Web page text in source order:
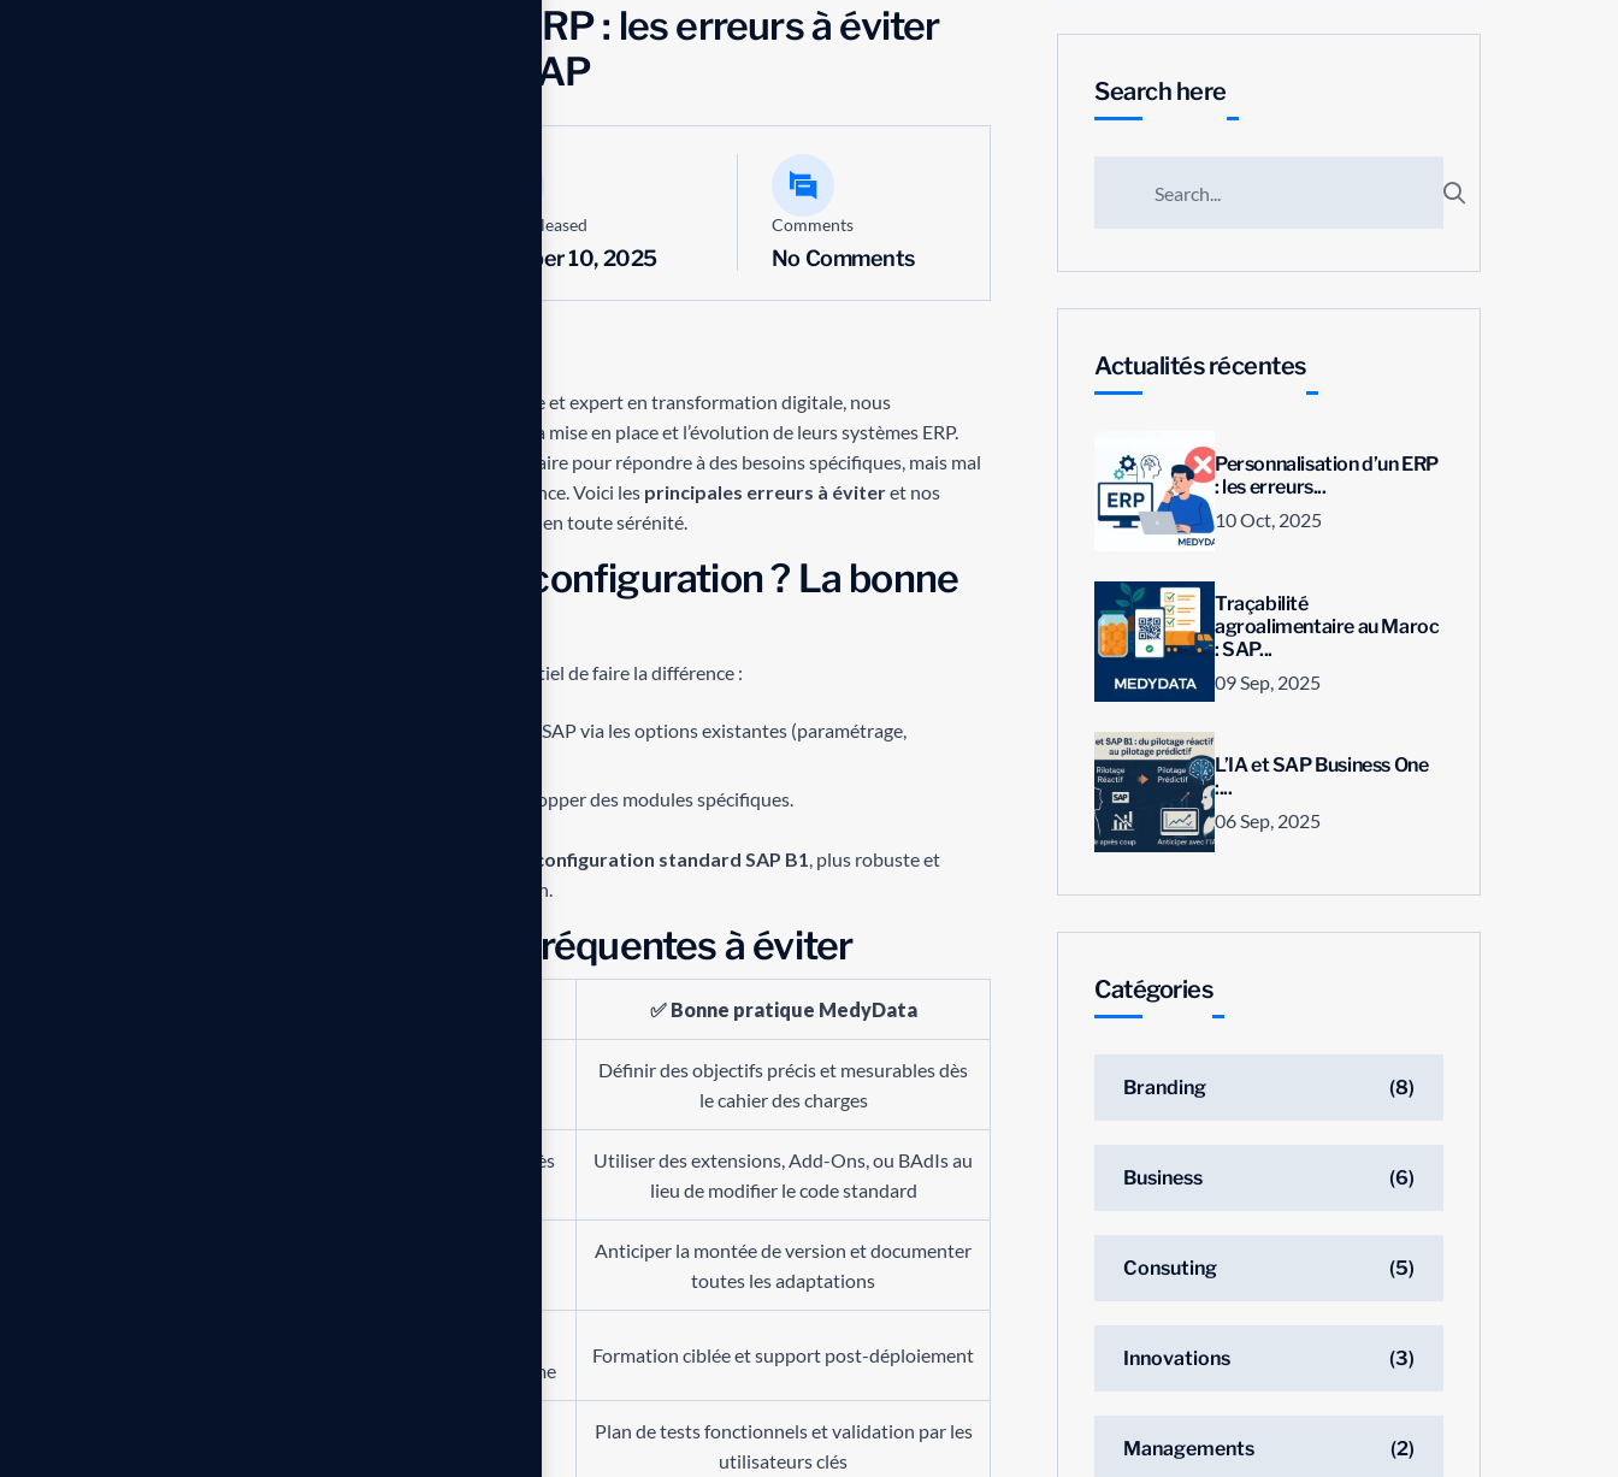
Personnalisation d’un ERP : les erreurs à éviter
pour réussir un projet SAP
Date Released
October 10, 2025
Comments
No Comments
, intégrateur SAP Business One et expert en transformation digitale, nous
accompagnons les entreprises marocaines dans la mise en place et l’évolution de leurs systèmes ERP.
La personnalisation d’un ERP est souvent nécessaire pour répondre à des besoins spécifiques, mais mal
encadrée, elle peut devenir un frein à la performance. Voici les principales erreurs à éviteret nos
pour réussir votre projet SAP en toute sérénité.
⚙️ Personnalisation ou configuration ? La bonne
Avant toute modification du système, il est essentiel de faire la différence :
, c’est adapter le système standard SAP via les options existantes (paramétrage,
, c’est modifier le code ou développer des modules spécifiques.
configuration standard SAP B1 , plus robuste et
pérenne, avant d’envisager toute personnalisation.
🚫 Les erreurs les plus fréquentes à éviter
✅ Bonne pratique MedyData
Définir des objectifs précis et mesurables dès
le cahier des charges
Instabilité, bugs après
Utiliser des extensions, Add-Ons, ou BAdIs au
lieu de modifier le code standard
Anticiper la montée de version et documenter
toutes les adaptations
utilisation du système
Formation ciblée et support post-déploiement
Plan de tests fonctionnels et validation par les
utilisateurs clés
Search here
Actualités récentes
Personnalisation d’un ERP
: les erreurs...
10 Oct, 2025
Traçabilité
agroalimentaire au Maroc
: SAP...
09 Sep, 2025
L’IA et SAP Business One
:...
06 Sep, 2025
Catégories
Branding (8)
Business (6)
Consuting (5)
Innovations (3)
Managements (2)